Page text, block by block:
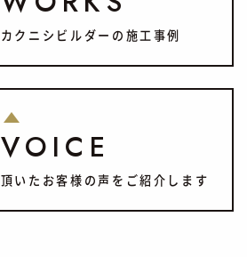
カクニシビルダーの施工事例
VOICE
頂いたお客様の声をご紹介します